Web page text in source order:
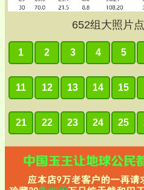
652组大照片
1 2 3 4 5
11 12 13 14 15
21 22 23 24 25